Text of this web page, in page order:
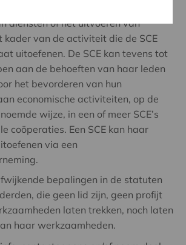
diensten of het uitvoeren van
kader van de activiteit die de SCE
uitoefenen. De SCE kan tevens tot
aan de behoeften van haar leden
het bevorderen van hun
economische activiteiten, op de
wijze, in een of meer SCE’s
coöperaties. Een SCE kan haar
via een
bepalingen in de statuten
die geen lid zijn, geen profijt
laten trekken, noch laten
haar werkzaamheden.